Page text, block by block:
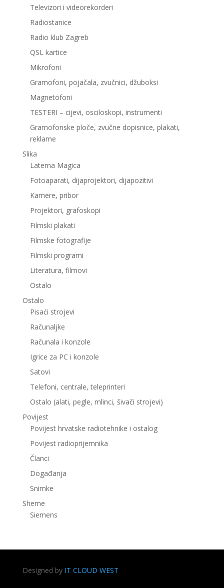
Televizori i videorekorderi
Radiostanice
Radio klub Zagreb
QSL kartice
Mikrofoni
Gramofoni, pojačala, zvučnici, džuboksi
Magnetofoni
TESTERI – cijevi, osciloskopi, instrumenti
Gramofonske ploče, zvučne dopisnice, plakati,
reklame
Slika
Laterna Magica
Fotoaparati, dijaprojektori, dijapozitivi
Kamere, pribor
Projektori, grafoskopi
Filmski plakati
Filmske fotografije
Filmski programi
Literatura, filmovi
Ostalo
Ostalo
Pisaći strojevi
Računaljke
Računala i konzole
Igrice za PC i konzole
Satovi
Telefoni, centrale, teleprinteri
Ostalo (alati, pegle, mlinci, šivači strojevi)
Povijest
Povijest hrvatske radiotehnike i ostalog
Povijest radioprijemnika
Članci
Događanja
Snimke
Sheme
Siemens
Designed by IT CLOUD WEST